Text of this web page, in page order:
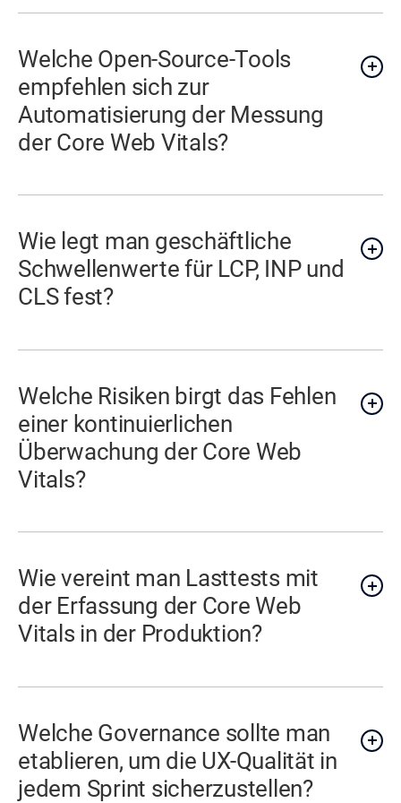
Welche Open-Source-Tools
empfehlen sich zur
Automatisierung der Messung
der Core Web Vitals?
Wie legt man geschäftliche
Schwellenwerte für LCP, INP und
CLS fest?
Welche Risiken birgt das Fehlen
einer kontinuierlichen
Überwachung der Core Web
Vitals?
Wie vereint man Lasttests mit
der Erfassung der Core Web
Vitals in der Produktion?
Welche Governance sollte man
etablieren, um die UX-Qualität in
jedem Sprint sicherzustellen?